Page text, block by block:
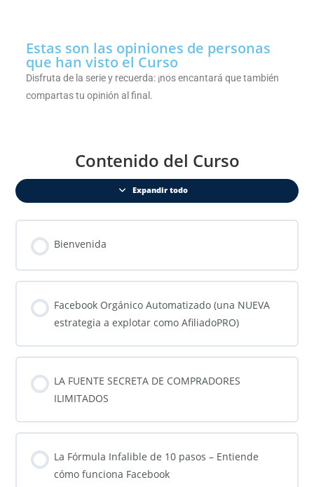
Estas son las opiniones de personas
que han visto el Curso
Disfruta de la serie y recuerda: ¡nos encantará que también
compartas tu opinión al final.
Contenido del Curso
Expandir todo
Bienvenida
Facebook Orgánico Automatizado (una NUEVA
estrategia a explotar como AfiliadoPRO)
LA FUENTE SECRETA DE COMPRADORES
ILIMITADOS
La Fórmula Infalible de 10 pasos – Entiende
cómo funciona Facebook